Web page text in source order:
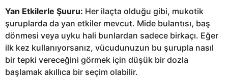
Yan Etkilerle Şuuru: Her ilaçta olduğu gibi, mukotik
şuruplarda da yan etkiler mevcut. Mide bulantısı, baş
dönmesi veya uyku hali bunlardan sadece birkaçı. Eğer
ilk kez kullanıyorsanız, vücudunuzun bu şurupla nasıl
bir tepki vereceğini görmek için düşük bir dozla
başlamak akıllıca bir seçim olabilir.